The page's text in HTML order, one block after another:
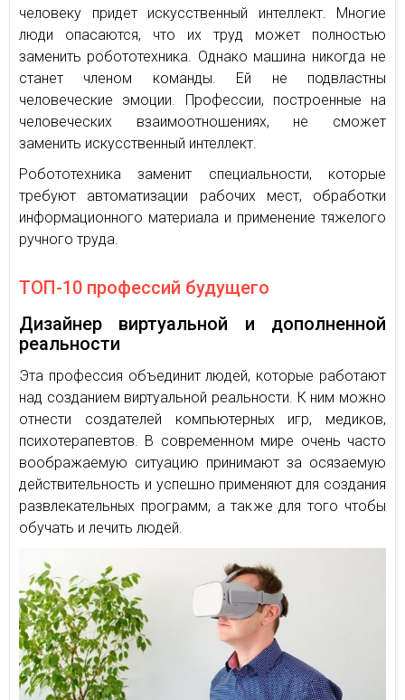
человеку придет искусственный интеллект. Многие
люди опасаются, что их труд может полностью
заменить робототехника. Однако машина никогда не
станет членом команды. Ей не подвластны
человеческие эмоции. Профессии, построенные на
человеческих взаимоотношениях, не сможет
заменить искусственный интеллект.
Робототехника заменит специальности, которые
требуют автоматизации рабочих мест, обработки
информационного материала и применение тяжелого
ручного труда.
ТОП-10 профессий будущего
Дизайнер виртуальной и дополненной
реальности
Эта профессия объединит людей, которые работают
над созданием виртуальной реальности. К ним можно
отнести создателей компьютерных игр, медиков,
психотерапевтов. В современном мире очень часто
воображаемую ситуацию принимают за осязаемую
действительность и успешно применяют для создания
развлекательных программ, а также для того чтобы
обучать и лечить людей.